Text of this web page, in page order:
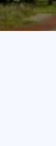
vragen